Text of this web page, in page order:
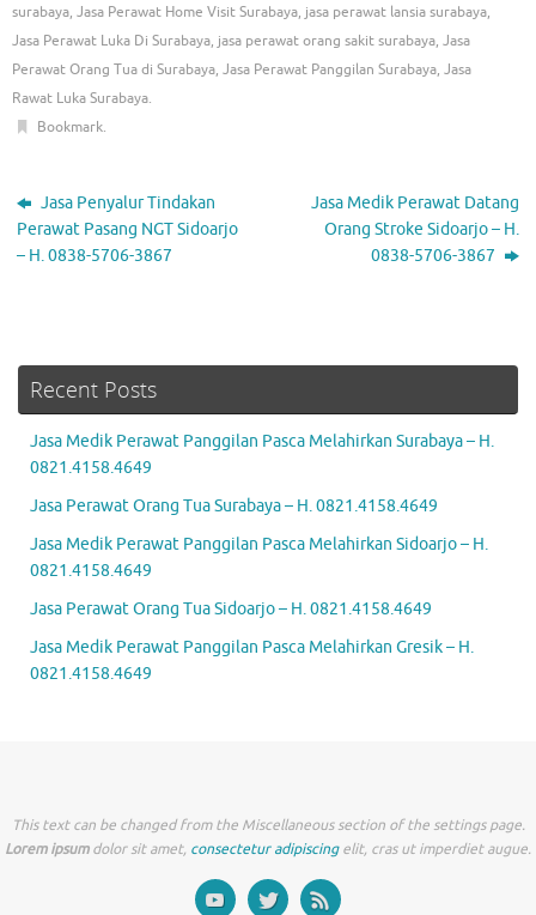
surabaya, Jasa Perawat Home Visit Surabaya, jasa perawat lansia surabaya,
Jasa Perawat Luka Di Surabaya, jasa perawat orang sakit surabaya, Jasa
Perawat Orang Tua di Surabaya, Jasa Perawat Panggilan Surabaya, Jasa
Rawat Luka Surabaya.
Bookmark.
Jasa Penyalur Tindakan
Perawat Pasang NGT Sidoarjo
– H. 0838-5706-3867
Jasa Medik Perawat Datang
Orang Stroke Sidoarjo – H.
0838-5706-3867
Recent Posts
Jasa Medik Perawat Panggilan Pasca Melahirkan Surabaya – H.
0821.4158.4649
Jasa Perawat Orang Tua Surabaya – H. 0821.4158.4649
Jasa Medik Perawat Panggilan Pasca Melahirkan Sidoarjo – H.
0821.4158.4649
Jasa Perawat Orang Tua Sidoarjo – H. 0821.4158.4649
Jasa Medik Perawat Panggilan Pasca Melahirkan Gresik – H.
0821.4158.4649
This text can be changed from the Miscellaneous section of the settings page.
Lorem ipsumdolor sit amet, consectetur adipiscingelit, cras ut imperdiet augue.